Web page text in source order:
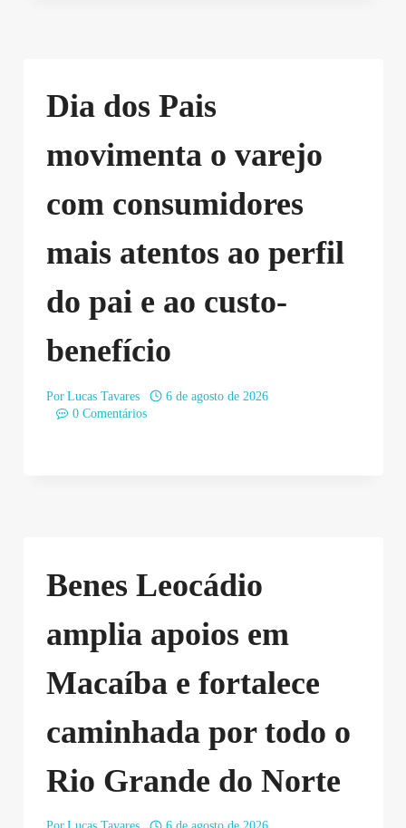
Dia dos Pais
movimenta o varejo
com consumidores
mais atentos ao perfil
do pai e ao custo-
benefício
Por Lucas Tavares
6 de agosto de 2026
0 Comentários
Benes Leocádio
amplia apoios em
Macaíba e fortalece
caminhada por todo o
Rio Grande do Norte